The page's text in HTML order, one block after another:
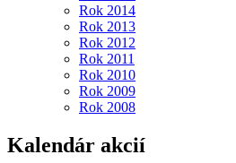
Rok 2014
Rok 2013
Rok 2012
Rok 2011
Rok 2010
Rok 2009
Rok 2008
Kalendár akcií